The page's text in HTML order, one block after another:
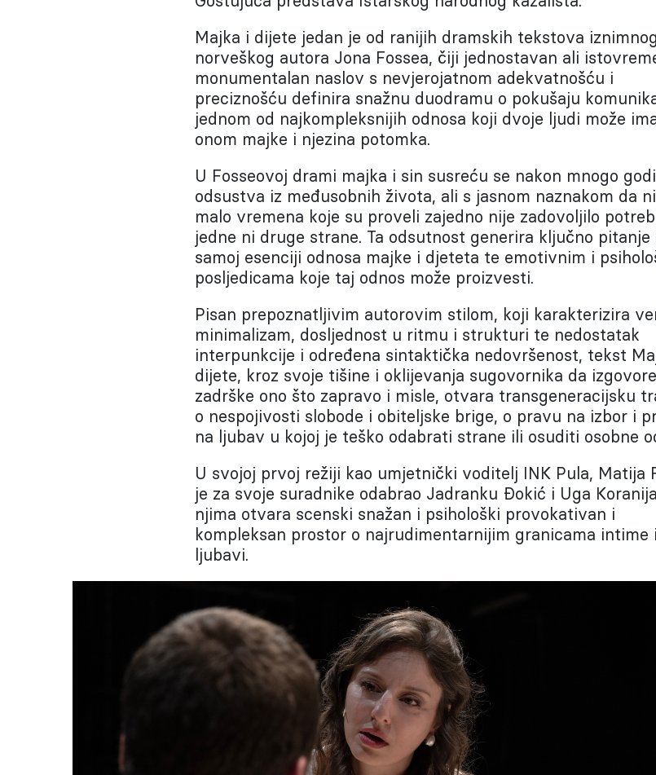
Majka i dijete jedan je od ranijih dramskih tekstova iznimnog
norveškog autora Jona Fossea, čiji jednostavan ali
monumentalan naslov s nevjerojatnom adekvatnošću i
preciznošću definira snažnu duodramu o pokušaju
jednom od najkompleksnijih odnosa koji dvoje ljudi može
onom majke i njezina potomka.
U Fosseovoj drami majka i sin susreću se nakon mnogo
odsustva iz međusobnih života, ali s jasnom naznakom da
malo vremena koje su proveli zajedno nije zadovoljilo
jedne ni druge strane. Ta odsutnost generira ključno pitanje
samoj esenciji odnosa majke i djeteta te emotivnim i
posljedicama koje taj odnos može proizvesti.
Pisan prepoznatljivim autorovim stilom, koji karakterizira
minimalizam, dosljednost u ritmu i strukturi te nedostatak
interpunkcije i određena sintaktička nedovršenost, tekst
dijete, kroz svoje tišine i oklijevanja sugovornika da
zadrške ono što zapravo i misle, otvara transgeneracijsku
o nespojivosti slobode i obiteljske brige, o pravu na izbor i
na ljubav u kojoj je teško odabrati strane ili osuditi osobne
U svojoj prvoj režiji kao umjetnički voditelj INK Pula, Matija
je za svoje suradnike odabrao Jadranku Đokić i Uga
njima otvara scenski snažan i psihološki provokativan i
kompleksan prostor o najrudimentarnijim granicama intime i
ljubavi.